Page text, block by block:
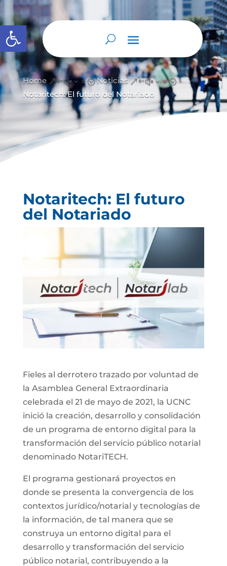
Abrir barra de herramientas
Home &#x39; Noticias &#x39;
Notaritech: El futuro del Notariado
Notaritech: El futuro
del Notariado
Fieles al derrotero trazado por voluntad de
la Asamblea General Extraordinaria
celebrada el 21 de mayo de 2021, la UCNC
inició la creación, desarrollo y consolidación
de un programa de entorno digital para la
transformación del servicio público notarial
denominado NotariTECH.
El programa gestionará proyectos en
donde se presenta la convergencia de los
contextos jurídico/notarial y tecnologías de
la información, de tal manera que se
construya un entorno digital para el
desarrollo y transformación del servicio
público notarial, contribuyendo a la